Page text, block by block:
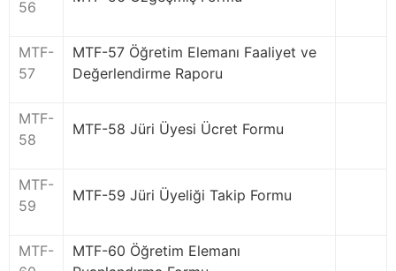
56
MTF-
57
MTF-57 Öğretim Elemanı Faaliyet ve
Değerlendirme Raporu
MTF-
58
MTF-58 Jüri Üyesi Ücret Formu
MTF-
59
MTF-59 Jüri Üyeliği Takip Formu
MTF-
MTF-60 Öğretim Elemanı